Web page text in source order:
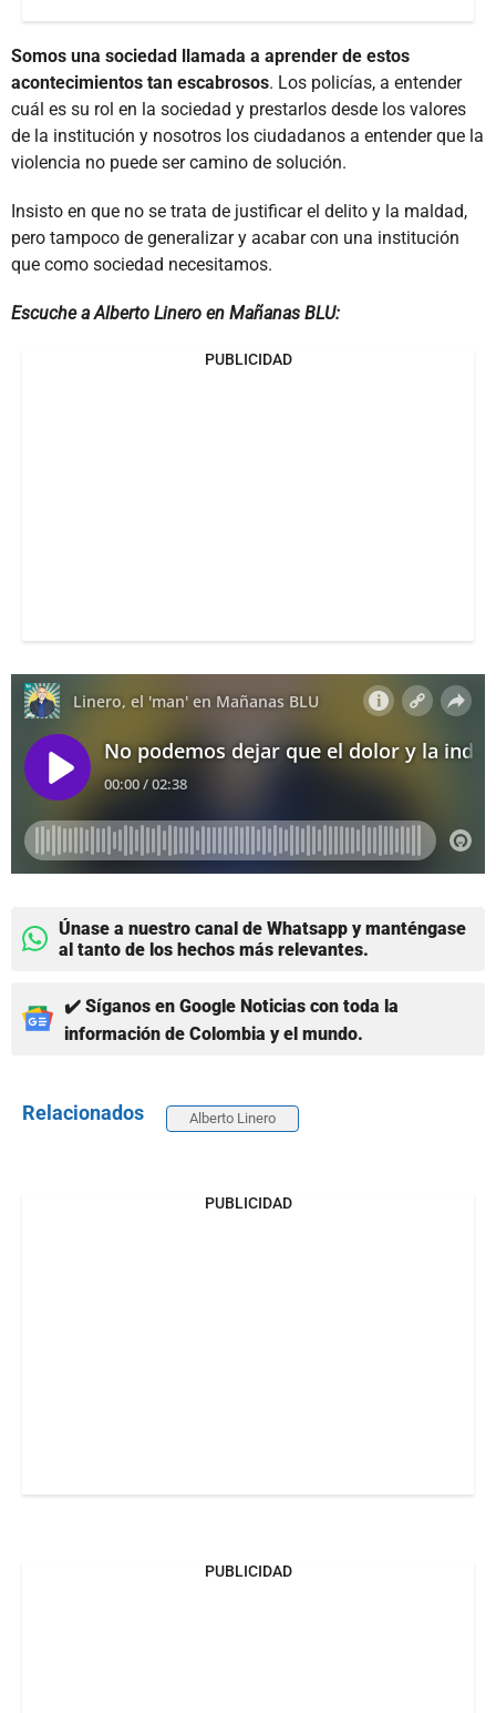
Somos una sociedad llamada a aprender de estos
acontecimientos tan escabrosos. Los policías, a entender
cuál es su rol en la sociedad y prestarlos desde los valores
de la institución y nosotros los ciudadanos a entender que la
violencia no puede ser camino de solución.
Insisto en que no se trata de justificar el delito y la maldad,
pero tampoco de generalizar y acabar con una institución
que como sociedad necesitamos.
Escuche a Alberto Linero en Mañanas BLU:
PUBLICIDAD
Únase a nuestro canal de Whatsapp y manténgase
al tanto de los hechos más relevantes.
✔️ Síganos en Google Noticias con toda la
información de Colombia y el mundo.
Relacionados Alberto Linero
PUBLICIDAD
PUBLICIDAD